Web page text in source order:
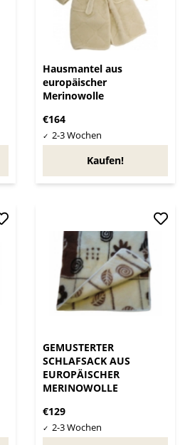
Hausmantel aus
europäischer
Merinowolle
€164
Kaufen!
GEMUSTERTER
SCHLAFSACK AUS
EUROPÄISCHER
MERINOWOLLE
€129